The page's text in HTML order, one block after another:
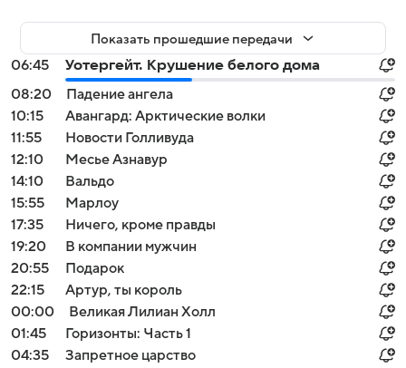
Показать прошедшие передачи
06:45
Уотергейт. Крушение белого дома
08:20
Падение ангела
10:15
Авангард: Арктические волки
11:55
Новости Голливуда
12:10
Месье Азнавур
14:10
Вальдо
15:55
Марлоу
17:35
Ничего, кроме правды
19:20
В компании мужчин
20:55
Подарок
22:15
Артур, ты король
00:00
Великая Лилиан Холл
01:45
Горизонты: Часть 1
04:35
Запретное царство